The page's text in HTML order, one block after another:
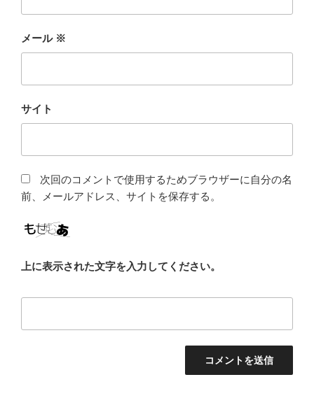
メール ※
サイト
次回のコメントで使用するためブラウザーに自分の名
前、メールアドレス、サイトを保存する。
上に表示された文字を入力してください。